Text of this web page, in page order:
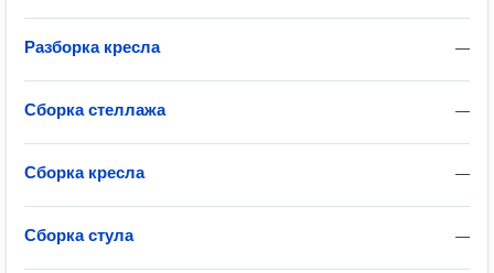
—
Разборка кресла
—
Сборка стеллажа
—
Сборка кресла
—
Сборка стула